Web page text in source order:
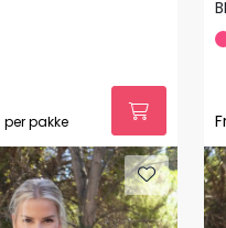
per pakke